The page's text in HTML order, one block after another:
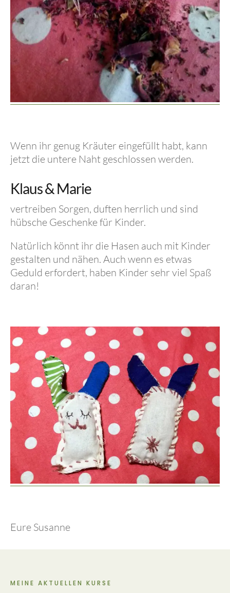
Wenn ihr genug Kräuter eingefüllt habt, kann
jetzt die untere Naht geschlossen werden.
Klaus & Marie
vertreiben Sorgen, duften herrlich und sind
hübsche Geschenke für Kinder.
Natürlich könnt ihr die Hasen auch mit Kinder
gestalten und nähen. Auch wenn es etwas
Geduld erfordert, haben Kinder sehr viel Spaß
daran!
Eure Susanne
MEINE AKTUELLEN KURSE